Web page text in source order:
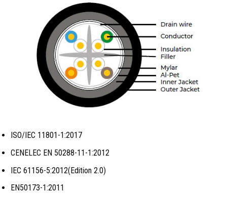
ISO/IEC 11801-1:2017
CENELEC EN 50288-11-1:2012
IEC 61156-5:2012(Edition 2.0)
EN50173-1:2011